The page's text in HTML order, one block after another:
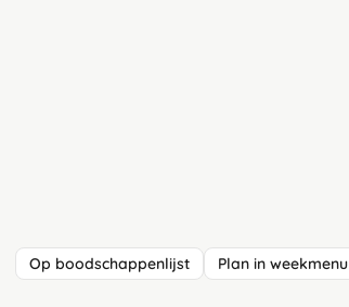
Op boodschappenlijst Plan in weekmenu